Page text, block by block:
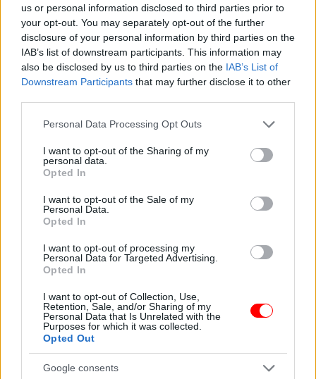
us or personal information disclosed to third parties prior to
your opt-out. You may separately opt-out of the further
disclosure of your personal information by third parties on the
IAB’s list of downstream participants. This information may
also be disclosed by us to third parties on the IAB’s List of
Downstream Participants that may further disclose it to other
Please note that this website/app uses one or more Google
not limited to your visit or usage behaviour. You may click to
grant or deny consent to Google and its third-party tags to
use your data for below specified purposes in below Google
consent section.
Personal Data Processing Opt Outs
I want to opt-out of the Sharing of my
personal data.
Opted In
I want to opt-out of the Sale of my
Personal Data.
Opted In
I want to opt-out of processing my
Personal Data for Targeted Advertising.
Opted In
I want to opt-out of Collection, Use,
Retention, Sale, and/or Sharing of my
Personal Data that Is Unrelated with the
Purposes for which it was collected.
Opted Out
Google consents
5 dolog, amit
AZONNAL tenni kell,
ha egy méh vagy…
Ez történik a
testeddel, amikor
elalszol – és még…
Süti és Cookie
tájékoztató
árulkodó tünete, amit
sosem szabad…
Adatvédelmi
nyilatkozat
legjobb barátnőmre
mutatott és…
Tizennyolc évesek
voltak, amikor
összeházasodtak.…
Megszakad egy rossz
időszak: július végéig…